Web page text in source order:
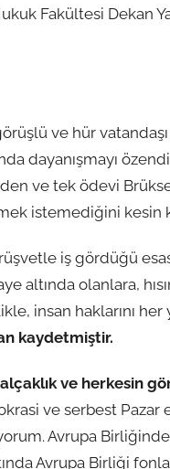
Fakültesi Dekan
ve hür
dayanışmayı
ve tek ödevi
istemediğini kesin
iş gördüğü
altında olanlara,
insan haklarını her
kaydetmiştir.
ve herkesin
ve serbest
Avrupa
Avrupa Birliği